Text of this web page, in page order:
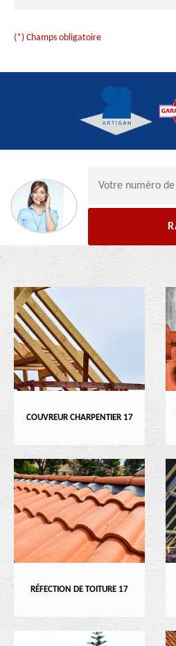
(*) Champs obligatoire
COUVREUR CHARPENTIER 17
RÉFECTION DE TOITURE 17